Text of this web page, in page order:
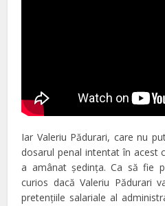
Iar Valeriu Pădurari, care nu
dosarul penal intentat în acest
a amânat şedinţa. Ca să fie
curios dacă Valeriu Pădurari
pretenţiile salariale al